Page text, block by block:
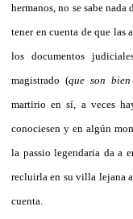
hermanos, no se sabe
tener en cuenta de que las
los documentos
magistrado (que son bien
martirio en sí, a veces
conociesen y en algún
la passio legendaria da a
recluirla en su villa lejana
cuenta.